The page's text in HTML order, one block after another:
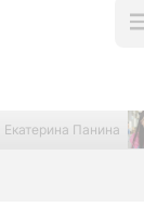
Екатерина Панина